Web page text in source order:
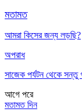
মতামত
আমরা কিসের জন্য লড়ছি?
অপরাধ
সাজেক পর্যটন থেকে
আগে পরে
মতামত দিন